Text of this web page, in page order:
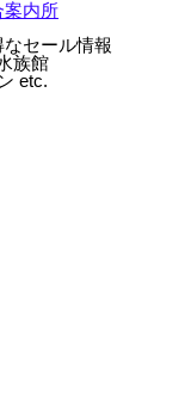
セール情報
族館
etc.